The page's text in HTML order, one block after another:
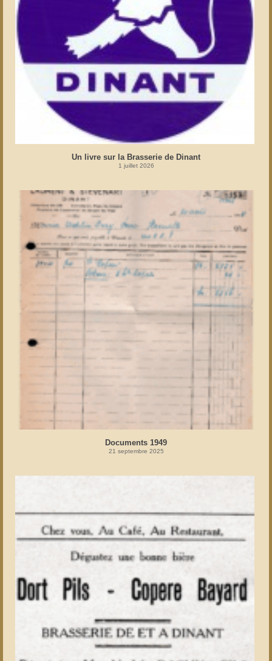
Un livre sur la Brasserie de Dinant
1 juillet 2026
Documents 1949
21 septembre 2025